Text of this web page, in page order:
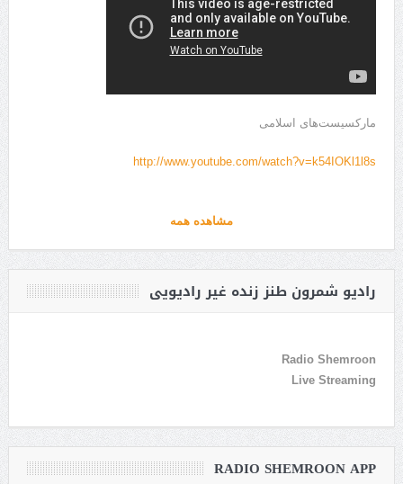
مارکسیست‌های اسلامی
http://www.youtube.com/watch?v=k54IOKl1l8s
مشاهده همه
رادیو شمرون طنز زنده غیر رادیویی
Radio Shemroon
Live Streaming
RADIO SHEMROON APP